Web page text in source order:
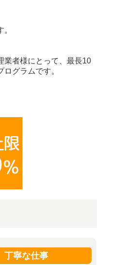
業者様にとって、最長10
グラムです。
丁寧な仕事